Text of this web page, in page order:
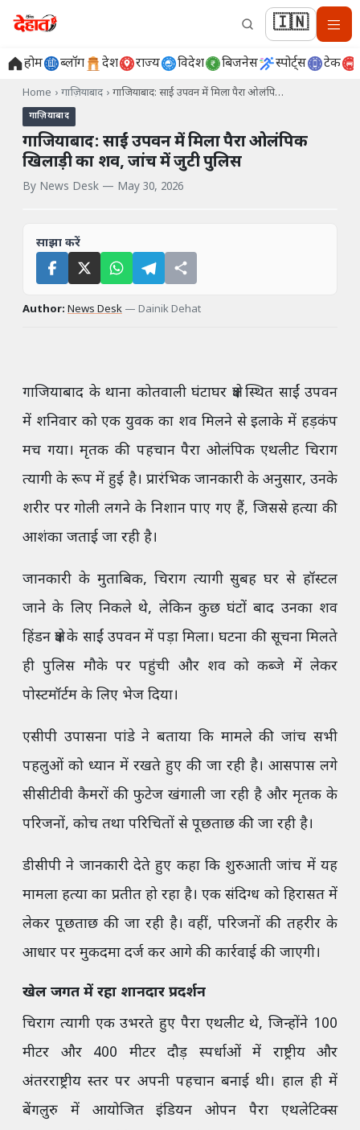
🇮🇳
होम ब्लॉग देश राज्य विदेश बिजनेस स्पोर्ट्स टेक
Home › गाज़ियाबाद › गाजियाबाद: साईं उपवन में मिला पैरा ओलंपि…
गाज़ियाबाद
गाजियाबाद: साईं उपवन में मिला पैरा ओलंपिक
खिलाड़ी का शव, जांच में जुटी पुलिस
By News Desk — May 30, 2026
साझा करें
Author: News Desk — Dainik Dehat
गाजियाबाद के थाना कोतवाली घंटाघर क्षेत्र स्थित साईं उपवन
में शनिवार को एक युवक का शव मिलने से इलाके में हड़कंप
मच गया। मृतक की पहचान पैरा ओलंपिक एथलीट चिराग
त्यागी के रूप में हुई है। प्रारंभिक जानकारी के अनुसार, उनके
शरीर पर गोली लगने के निशान पाए गए हैं, जिससे हत्या की
आशंका जताई जा रही है।
जानकारी के मुताबिक, चिराग त्यागी सुबह घर से हॉस्टल
जाने के लिए निकले थे, लेकिन कुछ घंटों बाद उनका शव
हिंडन क्षेत्र के साईं उपवन में पड़ा मिला। घटना की सूचना मिलते
ही पुलिस मौके पर पहुंची और शव को कब्जे में लेकर
पोस्टमॉर्टम के लिए भेज दिया।
एसीपी उपासना पांडे ने बताया कि मामले की जांच सभी
पहलुओं को ध्यान में रखते हुए की जा रही है। आसपास लगे
सीसीटीवी कैमरों की फुटेज खंगाली जा रही है और मृतक के
परिजनों, कोच तथा परिचितों से पूछताछ की जा रही है।
डीसीपी ने जानकारी देते हुए कहा कि शुरुआती जांच में यह
मामला हत्या का प्रतीत हो रहा है। एक संदिग्ध को हिरासत में
लेकर पूछताछ की जा रही है। वहीं, परिजनों की तहरीर के
आधार पर मुकदमा दर्ज कर आगे की कार्रवाई की जाएगी।
खेल जगत में रहा शानदार प्रदर्शन
चिराग त्यागी एक उभरते हुए पैरा एथलीट थे, जिन्होंने 100
मीटर और 400 मीटर दौड़ स्पर्धाओं में राष्ट्रीय और
अंतरराष्ट्रीय स्तर पर अपनी पहचान बनाई थी। हाल ही में
बेंगलुरु में आयोजित इंडियन ओपन पैरा एथलेटिक्स